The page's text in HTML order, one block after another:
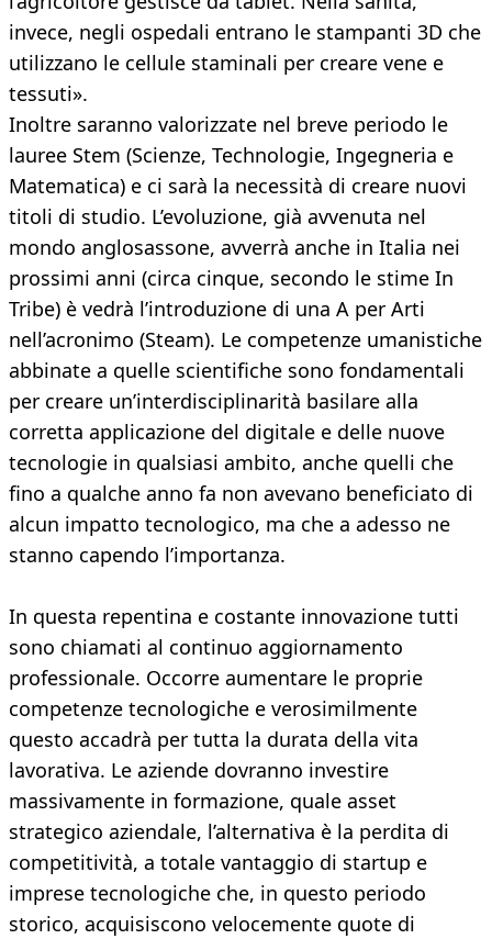
invece, negli ospedali entrano le stampanti 3D che
utilizzano le cellule staminali per creare vene e
tessuti».
Inoltre saranno valorizzate nel breve periodo le
lauree Stem (Scienze, Technologie, Ingegneria e
Matematica) e ci sarà la necessità di creare nuovi
titoli di studio. L’evoluzione, già avvenuta nel
mondo anglosassone, avverrà anche in Italia nei
prossimi anni (circa cinque, secondo le stime In
Tribe) è vedrà l’introduzione di una A per Arti
nell’acronimo (Steam). Le competenze umanistiche
abbinate a quelle scientifiche sono fondamentali
per creare un’interdisciplinarità basilare alla
corretta applicazione del digitale e delle nuove
tecnologie in qualsiasi ambito, anche quelli che
fino a qualche anno fa non avevano beneficiato di
alcun impatto tecnologico, ma che a adesso ne
stanno capendo l’importanza.
In questa repentina e costante innovazione tutti
sono chiamati al continuo aggiornamento
professionale. Occorre aumentare le proprie
competenze tecnologiche e verosimilmente
questo accadrà per tutta la durata della vita
lavorativa. Le aziende dovranno investire
massivamente in formazione, quale asset
strategico aziendale, l’alternativa è la perdita di
competitività, a totale vantaggio di startup e
imprese tecnologiche che, in questo periodo
storico, acquisiscono velocemente quote di